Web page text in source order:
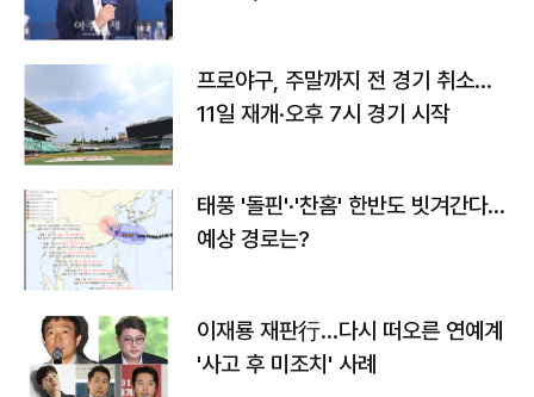
프로야구, 주말까지 전 경기 취소…
11일 재개·오후 7시 경기 시작
태풍 '돌핀'·'찬홈' 한반도 빗겨간다…
예상 경로는?
이재룡 재판行…다시 떠오른 연예계
'사고 후 미조치' 사례